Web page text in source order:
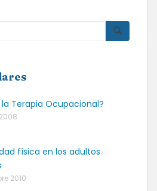
Terapia Ocupacional?
física en los adultos
2010